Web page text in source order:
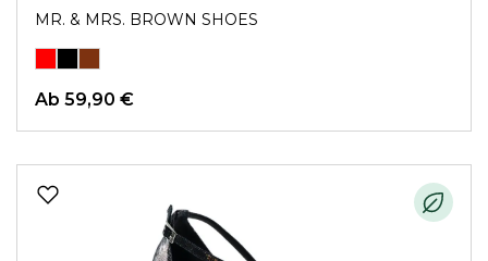
MR. & MRS. BROWN SHOES
Ab 59,90 €